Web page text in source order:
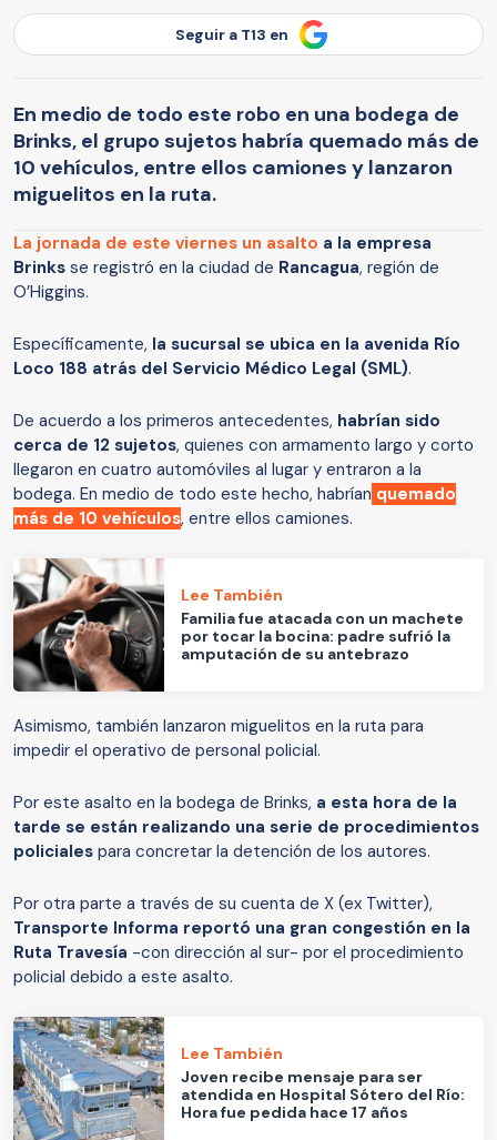
Seguir a T13 en
En medio de todo este robo en una bodega de
Brinks, el grupo sujetos habría quemado más de
10 vehículos, entre ellos camiones y lanzaron
miguelitos en la ruta.
La jornada de este viernes un asalto a la empresa
Brinks se registró en la ciudad de Rancagua, región de
O’Higgins.
Específicamente, la sucursal se ubica en la avenida Río
Loco 188 atrás del Servicio Médico Legal (SML).
De acuerdo a los primeros antecedentes, habrían sido
cerca de 12 sujetos, quienes con armamento largo y corto
llegaron en cuatro automóviles al lugar y entraron a la
bodega. En medio de todo este hecho, habrían quemado
más de 10 vehículos, entre ellos camiones.
Lee También
Familia fue atacada con un machete
por tocar la bocina: padre sufrió la
amputación de su antebrazo
Asimismo, también lanzaron miguelitos en la ruta para
impedir el operativo de personal policial.
Por este asalto en la bodega de Brinks, a esta hora de la
tarde se están realizando una serie de procedimientos
policiales para concretar la detención de los autores.
Por otra parte a través de su cuenta de X (ex Twitter),
Transporte Informa reportó una gran congestión en la
Ruta Travesía -con dirección al sur- por el procedimiento
policial debido a este asalto.
Lee También
Joven recibe mensaje para ser
atendida en Hospital Sótero del Río:
Hora fue pedida hace 17 años